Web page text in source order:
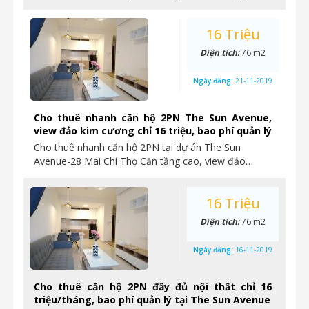
Cho thuê nhanh căn hộ 2PN The Sun Avenue,
view đảo kim cương chỉ 16 triệu, bao phí quản lý
Cho thuê nhanh căn hộ 2PN tại dự án The Sun
Avenue-28 Mai Chí Thọ Căn tầng cao, view đảo…
16 Triệu
Diện tích:76 m2
Ngày đăng: 21-11-2019
Cho thuê căn hộ 2PN đầy đủ nội thất chỉ 16
triệu/tháng, bao phí quản lý tại The Sun Avenue
16 Triệu
Diện tích:76 m2
Ngày đăng: 16-11-2019